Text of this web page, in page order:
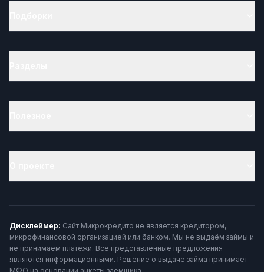
Дисклеймер: Сайт Микрокредито не является кредитором,
микрофинансовой организацией или банком. Мы не выдаём займы и
не принимаем платежи. Все представленные предложения
являются информационными. Решение о выдаче займа принимает